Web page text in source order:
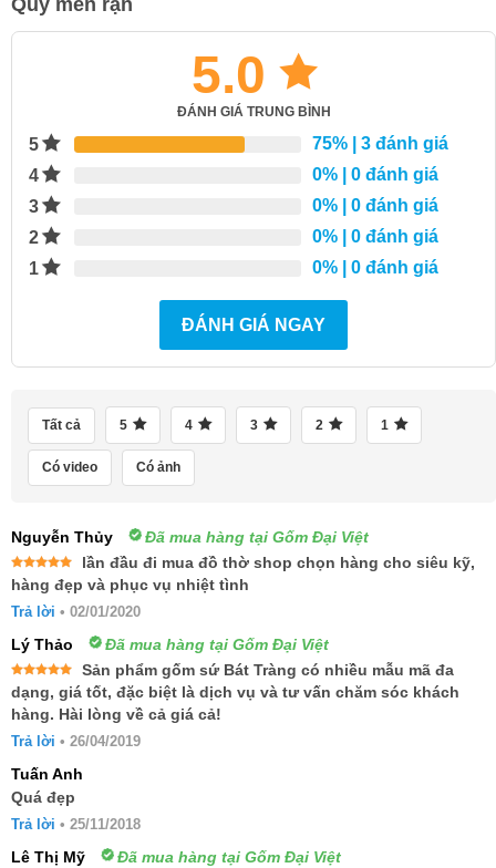
Quý men rạn
5.0
ĐÁNH GIÁ TRUNG BÌNH
5 75% | 3 đánh giá
4
0% | 0 đánh giá
3
0% | 0 đánh giá
2
0% | 0 đánh giá
1
0% | 0 đánh giá
ĐÁNH GIÁ NGAY
Tất cả 5 4 3 2 1
Có video Có ảnh
Nguyễn Thủy Đã mua hàng tại Gốm Đại Việt
Được xếp
hạng5 5
sao
lần đầu đi mua đồ thờ shop chọn hàng cho siêu kỹ,
hàng đẹp và phục vụ nhiệt tình
Trả lời • 02/01/2020
Lý Thảo Đã mua hàng tại Gốm Đại Việt
Được xếp
hạng55
sao
Sản phẩm gốm sứ Bát Tràng có nhiều mẫu mã đa
dạng, giá tốt, đặc biệt là dịch vụ và tư vấn chăm sóc khách
hàng. Hài lòng về cả giá cả!
Trả lời • 26/04/2019
Tuấn Anh
Quá đẹp
Trả lời • 25/11/2018
Lê Thị Mỹ Đã mua hàng tại Gốm Đại Việt